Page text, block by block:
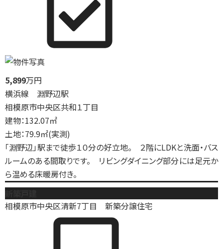
5,899万円
横浜線 淵野辺駅
相模原市中央区共和１丁目
建物：132.07㎡
土地：79.9㎡(実測)
「淵野辺」駅まで徒歩１０分の好立地。 ２階にLDKと洗面・バス
ルームのある間取りです。 リビングダイニング部分には足元か
ら温める床暖房付き。
相模原市中央区清新7丁目 新築分譲住宅